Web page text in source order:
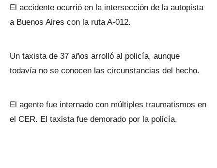
El accidente ocurrió en la intersección de la autopista
a Buenos Aires con la ruta A-012.
Un taxista de 37 años arrolló al policía, aunque
todavía no se conocen las circunstancias del hecho.
El agente fue internado con múltiples traumatismos en
el CER. El taxista fue demorado por la policía.